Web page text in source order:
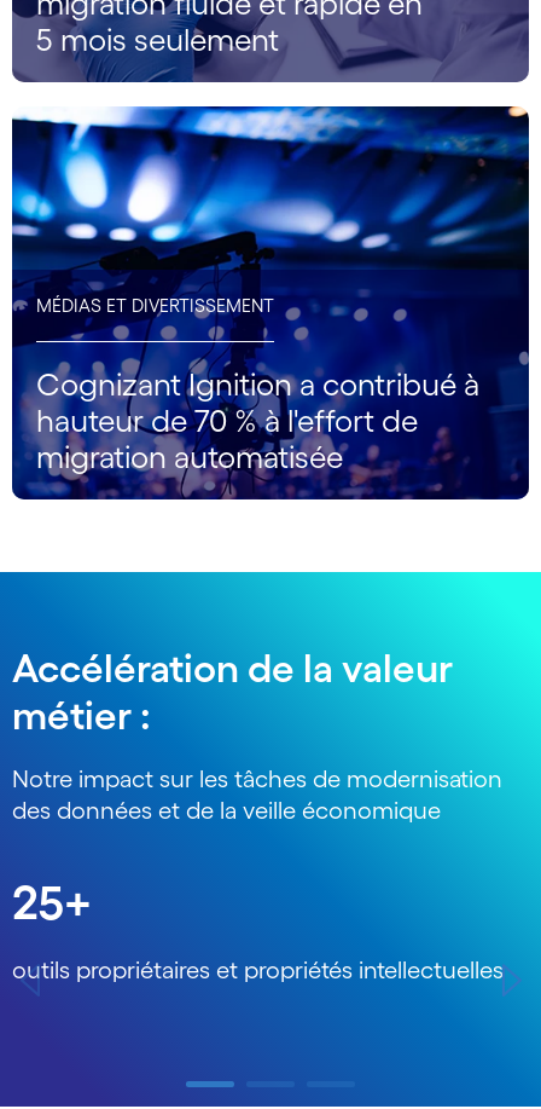
5 mois seulement
MÉDIAS ET DIVERTISSEMENT
Cognizant Ignition a contribué à
hauteur de 70 % à l'effort de
migration automatisée
Accélération de la valeur
métier :
Notre impact sur les tâches de modernisation
des données et de la veille économique
Carousel starts
25+
outils propriétaires et propriétés intellectuelles